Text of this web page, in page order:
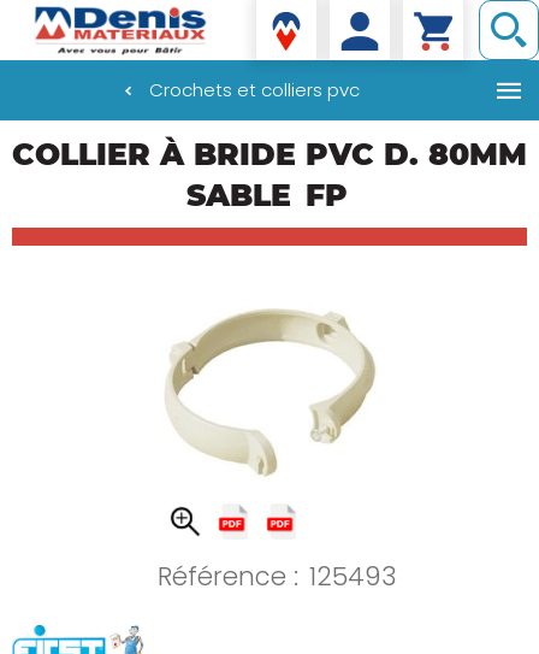
au
Denis matériaux
Crochets et colliers pvc
COLLIER À BRIDE PVC D. 80MM
SABLE FP
Référence : 125493